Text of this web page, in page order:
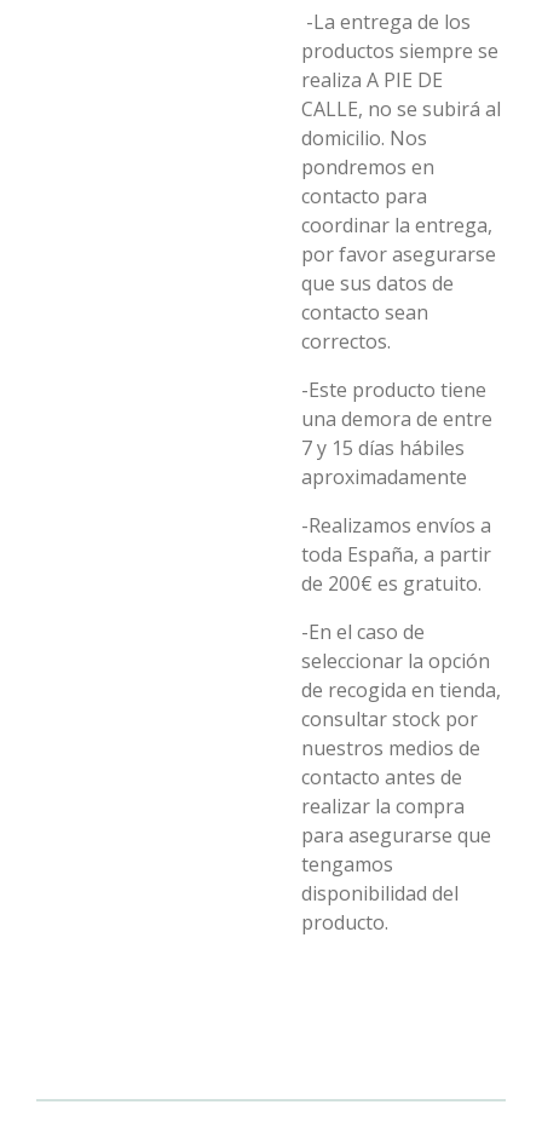
-La entrega de los
productos siempre se
realiza A PIE DE
CALLE, no se subirá al
domicilio. Nos
pondremos en
contacto para
coordinar la entrega,
por favor asegurarse
que sus datos de
contacto sean
correctos.
-Este producto tiene
una demora de entre
7 y 15 días hábiles
aproximadamente
-Realizamos envíos a
toda España, a partir
de 200€ es gratuito.
-En el caso de
seleccionar la opción
de recogida en tienda,
consultar stock por
nuestros medios de
contacto antes de
realizar la compra
para asegurarse que
tengamos
disponibilidad del
producto.